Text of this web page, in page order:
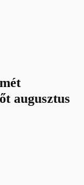
augusztus